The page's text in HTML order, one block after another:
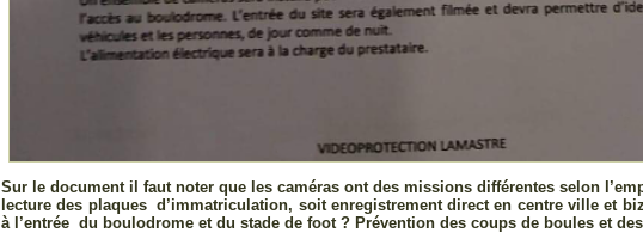
Sur le document il faut noter que les caméras ont des missions différentes selon
lecture des plaques d’immatriculation, soit enregistrement direct en centre ville et
à l’entrée du boulodrome et du stade de foot ? Prévention des coups de boules et